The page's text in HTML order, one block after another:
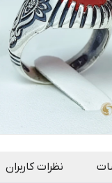
نظرات کاربران